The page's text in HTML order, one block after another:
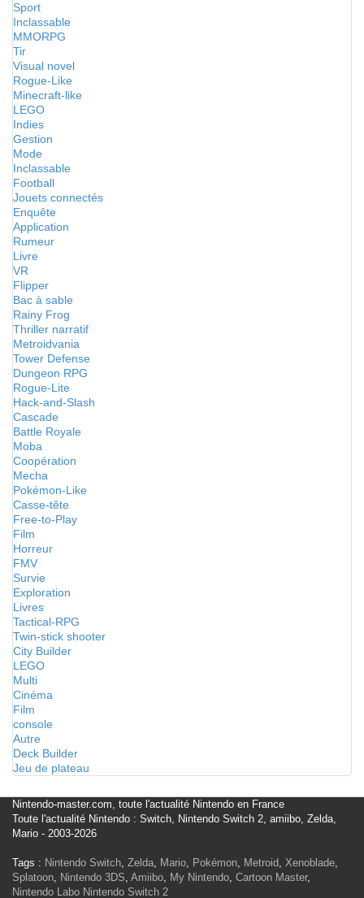
Sport
Inclassable
MMORPG
Tir
Visual novel
Rogue-Like
Minecraft-like
LEGO
Indies
Gestion
Mode
Inclassable
Football
Jouets connectés
Enquête
Application
Rumeur
Livre
VR
Flipper
Bac à sable
Rainy Frog
Thriller narratif
Metroidvania
Tower Defense
Dungeon RPG
Rogue-Lite
Hack-and-Slash
Cascade
Battle Royale
Moba
Coopération
Mecha
Pokémon-Like
Casse-tête
Free-to-Play
Film
Horreur
FMV
Survie
Exploration
Livres
Tactical-RPG
Twin-stick shooter
City Builder
LEGO
Multi
Cinéma
Film
console
Autre
Deck Builder
Jeu de plateau
Nintendo-master.com, toute l'actualité Nintendo en France
Toute l'actualité Nintendo : Switch, Nintendo Switch 2, amiibo, Zelda,
Mario - 2003-2026
Tags : Nintendo Switch, Zelda, Mario, Pokémon, Metroid, Xenoblade,
Splatoon, Nintendo 3DS, Amiibo, My Nintendo, Cartoon Master,
Nintendo Labo Nintendo Switch 2